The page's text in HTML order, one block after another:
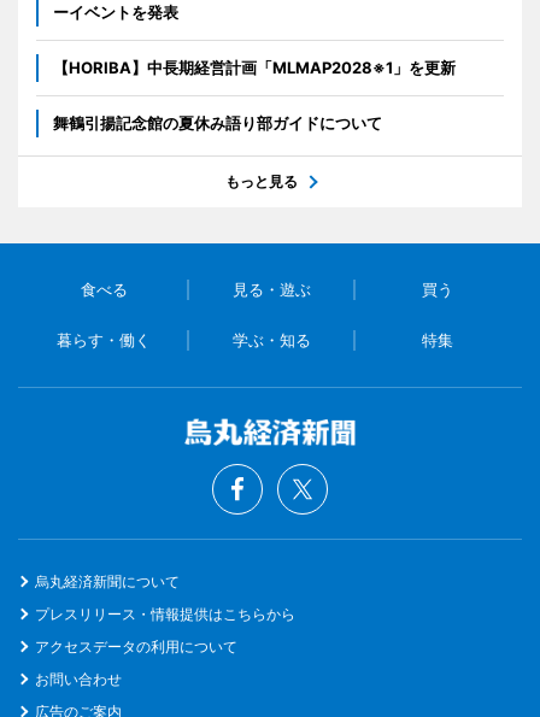
ーイベントを発表
【HORIBA】中長期経営計画「MLMAP2028※1」を更新
舞鶴引揚記念館の夏休み語り部ガイドについて
もっと見る
食べる 見る・遊ぶ 買う
暮らす・働く 学ぶ・知る 特集
烏丸経済新聞について
プレスリリース・情報提供はこちらから
アクセスデータの利用について
お問い合わせ
広告のご案内